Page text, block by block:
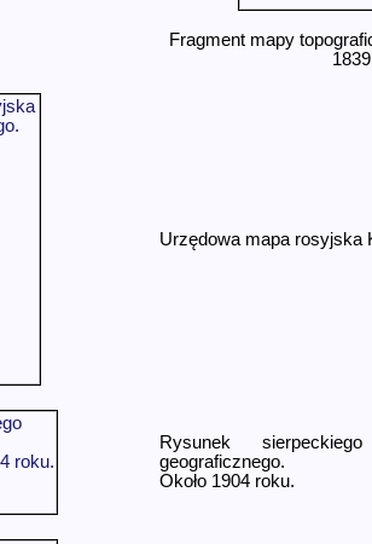
Fragment mapy
Urzędowa mapa rosyjska
Rysunek
geograficznego.
Około 1904 roku.